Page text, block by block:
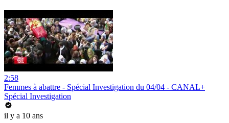
2:58
Femmes à abattre - Spécial Investigation du 04/04 - CANAL+
Spécial Investigation
il y a 10 ans